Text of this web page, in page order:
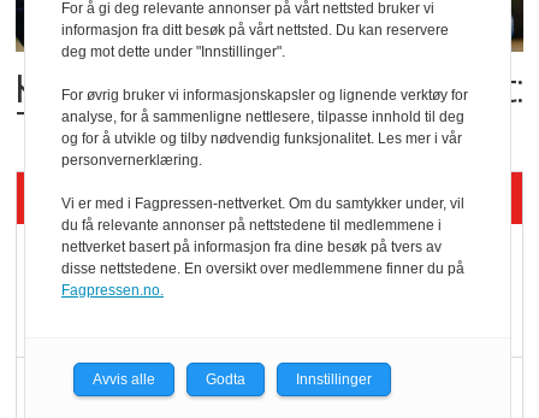
Kolonihagens norske yoghurt:
Trues av melkemangel
Siste artikler - KBS
Mat er viktigere enn
Ti bensinstasjoner
For å gi deg relevante annonser på vårt nettsted bruker vi
informasjon fra ditt besøk på vårt nettsted. Du kan reservere
deg mot dette under "Innstillinger".
For øvrig bruker vi informasjonskapsler og lignende verktøy for
analyse, for å sammenligne nettlesere, tilpasse innhold til deg
og for å utvikle og tilby nødvendig funksjonalitet. Les mer i vår
personvernerklæring.
Vi er med i Fagpressen-nettverket. Om du samtykker under, vil
du få relevante annonser på nettstedene til medlemmene i
nettverket basert på informasjon fra dine besøk på tvers av
disse nettstedene. En oversikt over medlemmene finner du på
Fagpressen.no.
Avvis alle Godta Innstillinger